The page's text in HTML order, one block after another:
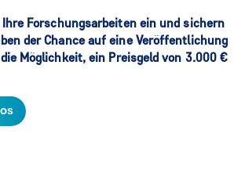
Forschungsarbeiten ein und sichern
der Chance auf eine Veröffentlichung
Möglichkeit, ein Preisgeld von 3.000 €